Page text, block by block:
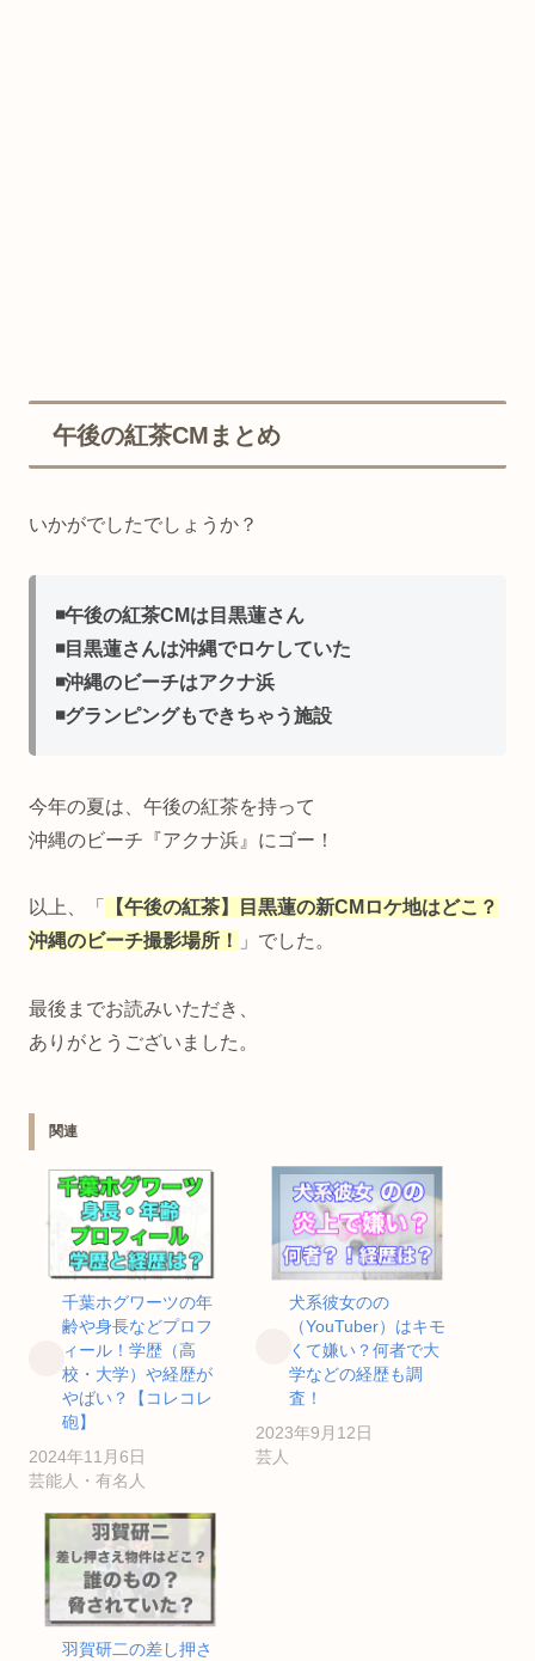
午後の紅茶CMまとめ
いかがでしたでしょうか？
◾️午後の紅茶CMは目黒蓮さん
◾️目黒蓮さんは沖縄でロケしていた
◾️沖縄のビーチはアクナ浜
◾️グランピングもできちゃう施設
今年の夏は、午後の紅茶を持って
沖縄のビーチ『アクナ浜』にゴー！
以上、「
【午後の紅茶】目黒蓮の新CMロケ地はどこ？
沖縄のビーチ撮影場所！
」でした。
最後までお読みいただき、
ありがとうございました。
関連
千葉ホグワーツの年
齢や身長などプロフ
ィール！学歴（高
校・大学）や経歴が
やばい？【コレコレ
砲】
2024年11月6日
芸能人・有名人
犬系彼女のの
（YouTuber）はキモ
くて嫌い？何者で大
学などの経歴も調
査！
2023年9月12日
芸人
羽賀研二の差し押さ